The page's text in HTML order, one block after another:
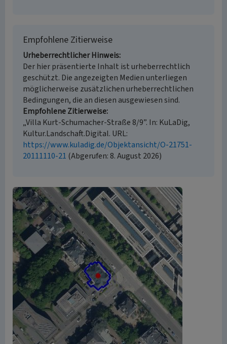
Empfohlene Zitierweise
Urheberrechtlicher Hinweis
Der hier präsentierte Inhalt ist urheberrechtlich
geschützt. Die angezeigten Medien unterliegen
möglicherweise zusätzlichen urheberrechtlichen
Bedingungen, die an diesen ausgewiesen sind.
Empfohlene Zitierweise
„Villa Kurt-Schumacher-Straße 8/9”. In: KuLaDig,
Kultur.Landschaft.Digital. URL:
https://www.kuladig.de/Objektansicht/O-21751-
20111110-21 (Abgerufen: 8. August 2026)